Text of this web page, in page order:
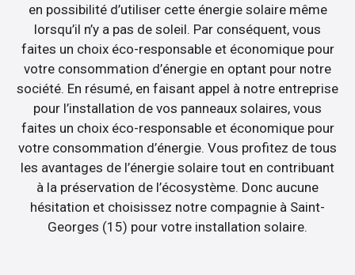
en possibilité d’utiliser cette énergie solaire même
lorsqu’il n’y a pas de soleil. Par conséquent, vous
faites un choix éco-responsable et économique pour
votre consommation d’énergie en optant pour notre
société. En résumé, en faisant appel à notre entreprise
pour l’installation de vos panneaux solaires, vous
faites un choix éco-responsable et économique pour
votre consommation d’énergie. Vous profitez de tous
les avantages de l’énergie solaire tout en contribuant
à la préservation de l’écosystème. Donc aucune
hésitation et choisissez notre compagnie à Saint-
Georges (15) pour votre installation solaire.